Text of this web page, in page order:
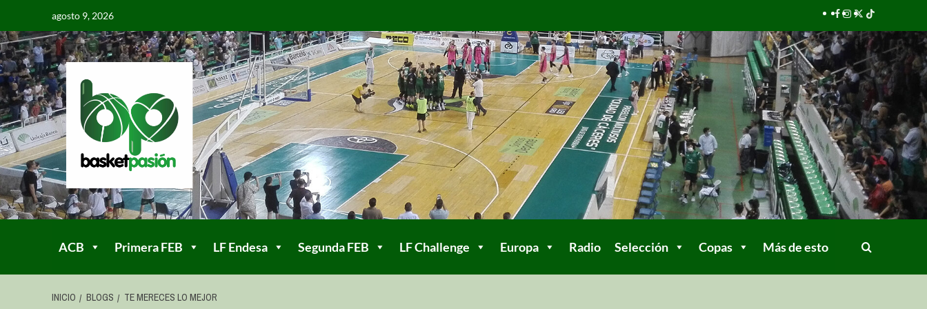
agosto 9, 2026
ACB Primera FEB LF Endesa Segunda FEB LF Challenge Europa Radio Selección Copas Más de esto
INICIO BLOGS TE MERECES LO MEJOR